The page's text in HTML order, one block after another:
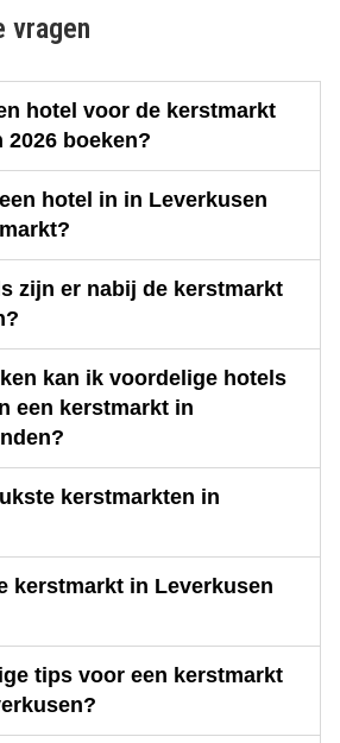
vragen
hotel voor de kerstmarkt
2026 boeken?
hotel in in Leverkusen
zijn er nabij de kerstmarkt
kan ik voordelige hotels
een kerstmarkt in
kerstmarkten in
kerstmarkt in Leverkusen
tips voor een kerstmarkt